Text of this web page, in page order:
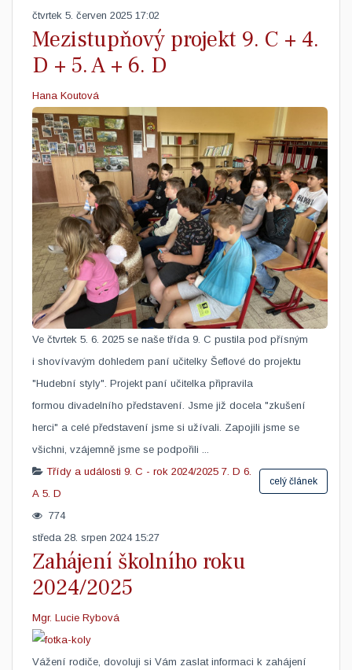
čtvrtek 5. červen 2025 17:02
Mezistupňový projekt 9. C + 4.
D + 5. A + 6. D
Hana Koutová
Ve čtvrtek 5. 6. 2025 se naše třída 9. C pustila pod přísným
i shovívavým dohledem paní učitelky Šeflové do projektu
"Hudební styly". Projekt paní učitelka připravila
formou divadelního představení. Jsme již docela "zkušení
herci" a celé představení jsme si užívali. Zapojili jsme se
všichni, vzájemně jsme se podpořili ...
celý článek
Třídy a události 9. C - rok 2024/2025 7. D 6.
A 5. D
774
středa 28. srpen 2024 15:27
Zahájení školního roku
2024/2025
Mgr. Lucie Rybová
Vážení rodiče, dovoluji si Vám zaslat informaci k zahájení